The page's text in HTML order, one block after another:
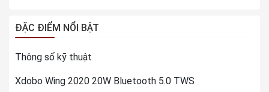
ĐẶC ĐIỂM NỔI BẬT
Thông số kỹ thuật
Xdobo Wing 2020 20W Bluetooth 5.0 TWS